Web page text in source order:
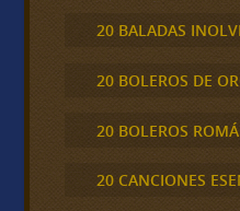
20 BALADAS
20 BOLEROS DE
20 BOLEROS
20 CANCIONES